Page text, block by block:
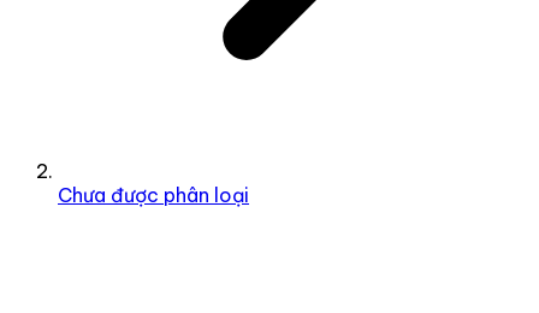
Chưa được phân loại